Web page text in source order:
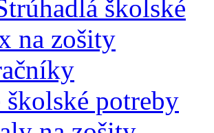
školské
na zošity
školské potreby